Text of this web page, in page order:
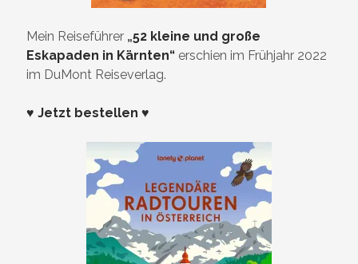
Mein Reiseführer „52 kleine und große
Eskapaden in Kärnten“ erschien im Frühjahr 2022
im DuMont Reiseverlag.
♥ Jetzt bestellen ♥